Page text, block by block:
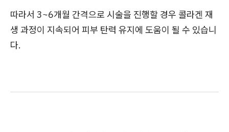
따라서 3~6개월 간격으로 시술을 진행할 경우 콜라겐 재
생 과정이 지속되어 피부 탄력 유지에 도움이 될 수 있습니
다.